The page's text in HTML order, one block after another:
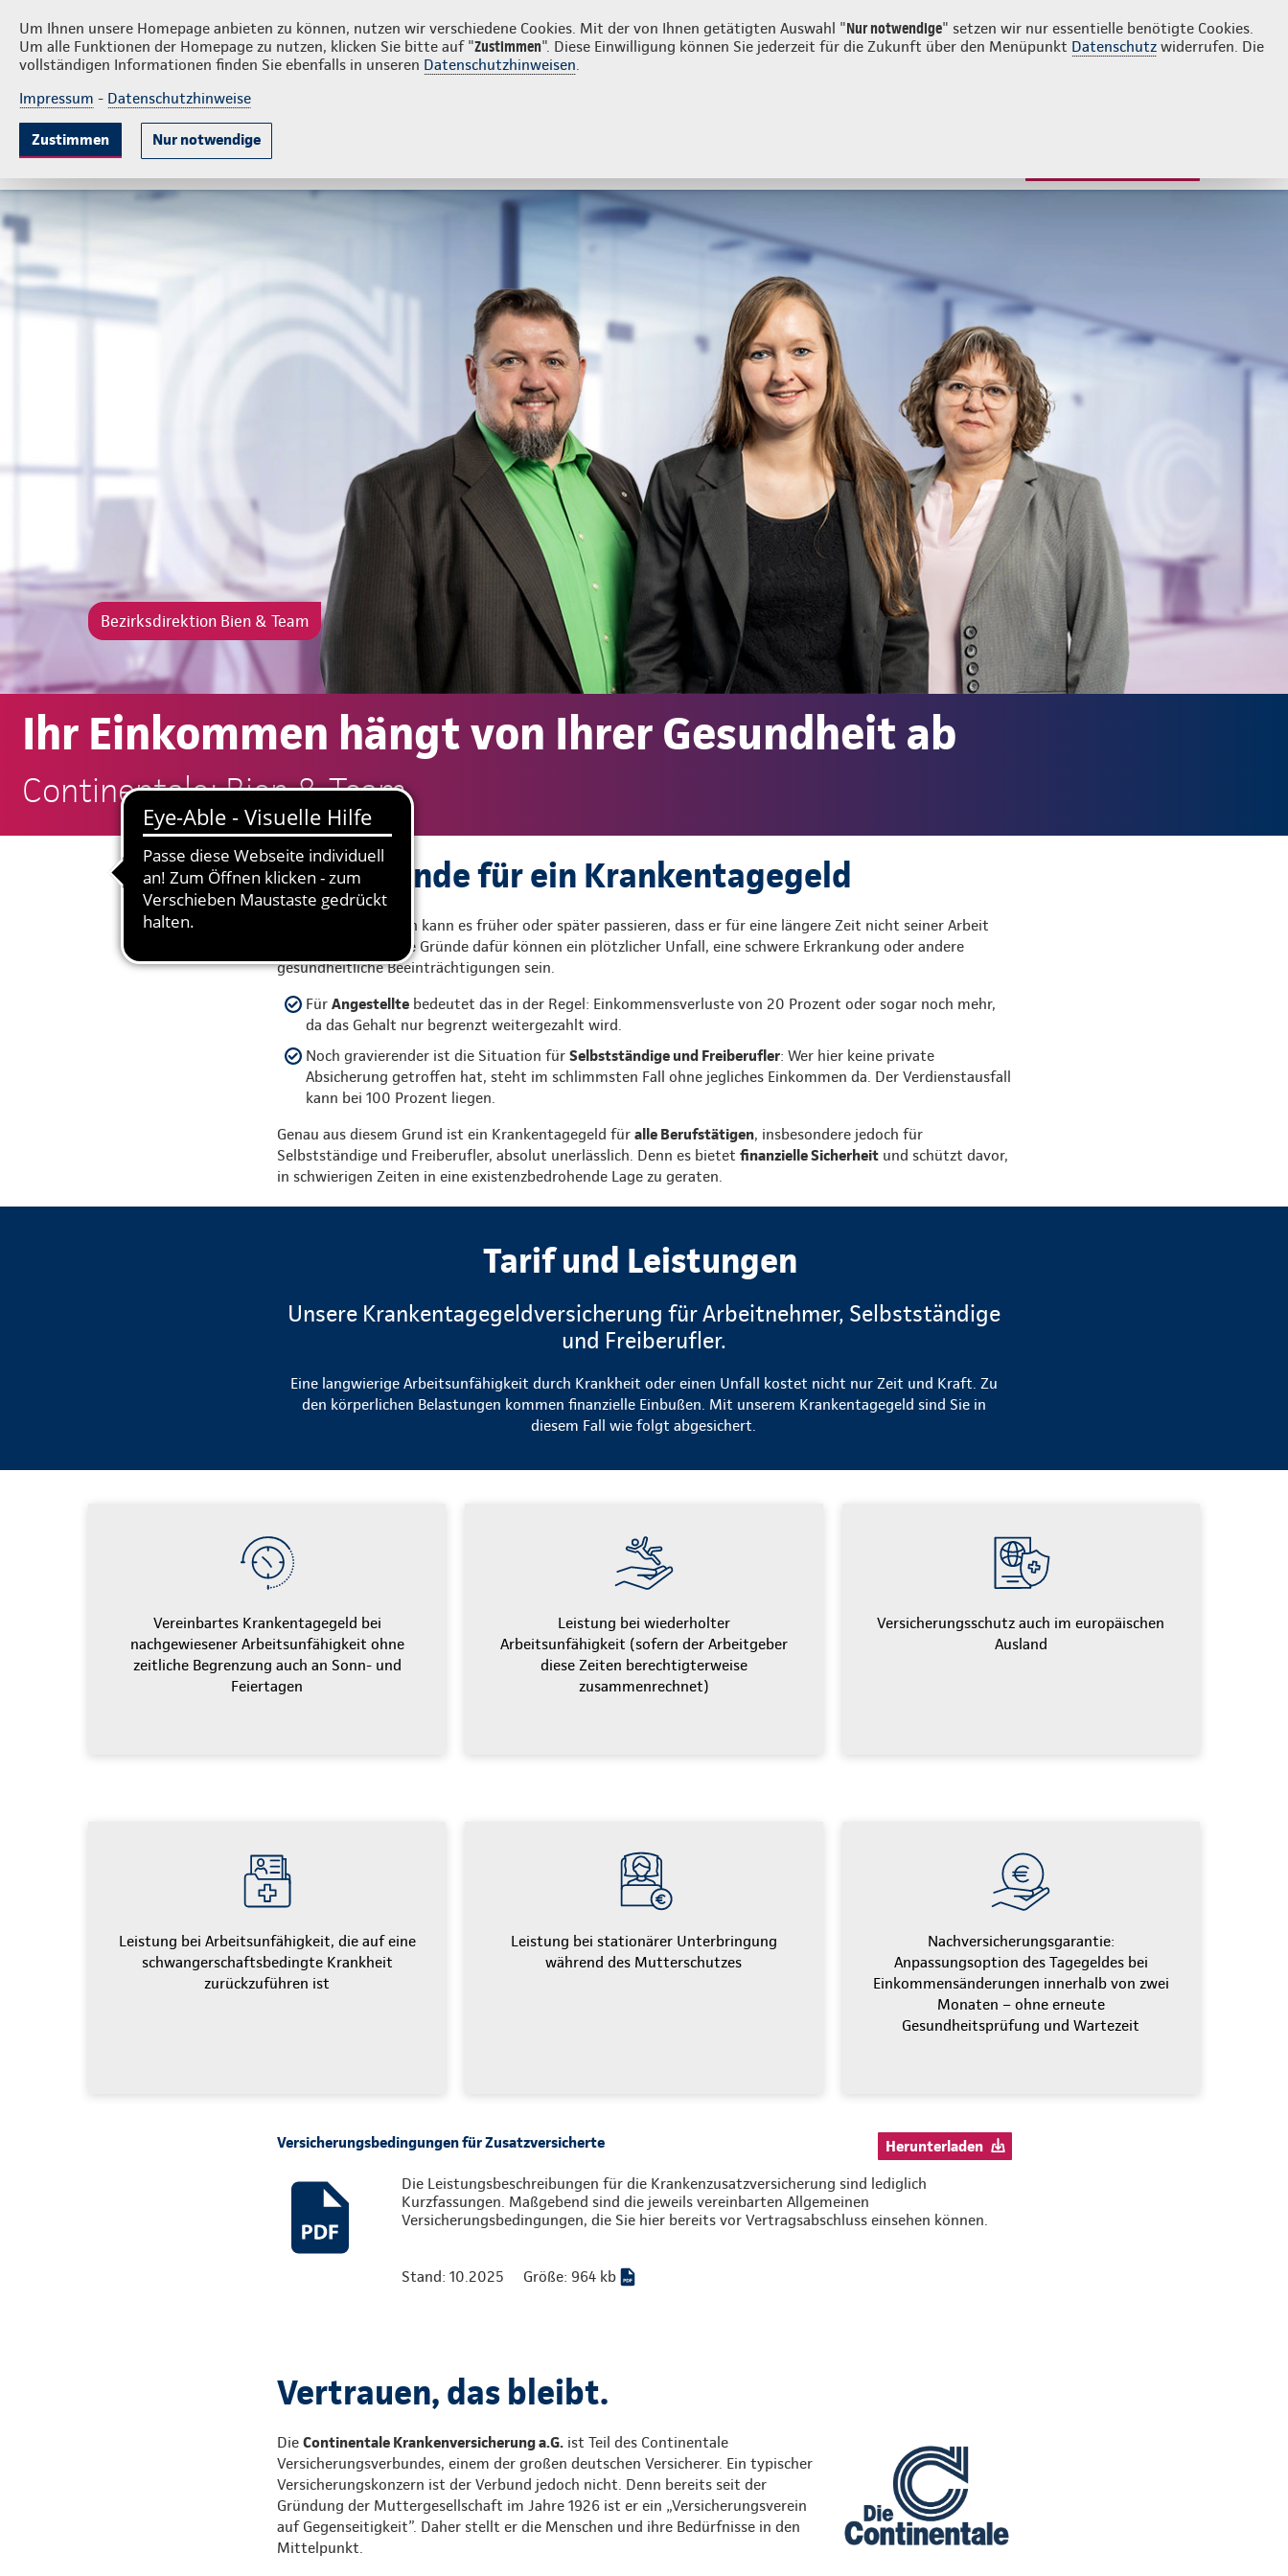
Um Ihnen unsere Homepage anbieten zu können, nutzen wir verschiedene Cookies. Mit der von Ihnen getätigten Auswahl "Nur notwendige" setzen wir nur essentielle benötigte Cookies.
Um alle Funktionen der Homepage zu nutzen, klicken Sie bitte auf "Zustimmen". Diese Einwilligung können Sie jederzeit für die Zukunft über den Menüpunkt Datenschutz widerrufen. Die
vollständigen Informationen finden Sie ebenfalls in unseren Datenschutzhinweisen.
Impressum - Datenschutzhinweise
Zustimmen Nur notwendige
Bien & Team PrivatkundenFirmenkunden Login Kontakt 02154 4729085
KrankenversicherungLebensversicherung
Bezirksdirektion Bien & Team
Ihr Einkommen hängt von Ihrer Gesundheit ab
Continentale: Bien & Team
Gute Gründe für ein Krankentagegeld
Jedem Berufstätigen kann es früher oder später passieren, dass er für eine längere Zeit nicht seiner Arbeit
nachgehen kann. Die Gründe dafür können ein plötzlicher Unfall, eine schwere Erkrankung oder andere
gesundheitliche Beeinträchtigungen sein.
Für Angestelltebedeutet das in der Regel: Einkommensverluste von 20 Prozent oder sogar noch mehr,
da das Gehalt nur begrenzt weitergezahlt wird.
Noch gravierender ist die Situation für Selbstständige und Freiberufler: Wer hier keine private
Absicherung getroffen hat, steht im schlimmsten Fall ohne jegliches Einkommen da. Der Verdienstausfall
kann bei 100 Prozent liegen.
Genau aus diesem Grund ist ein Krankentagegeld für alle Berufstätigen, insbesondere jedoch für
Selbstständige und Freiberufler, absolut unerlässlich. Denn es bietet finanzielle Sicherheitund schützt davor,
in schwierigen Zeiten in eine existenzbedrohende Lage zu geraten.
Tarif und Leistungen
Unsere Krankentagegeldversicherung für Arbeitnehmer, Selbstständige
und Freiberufler.
Eine langwierige Arbeitsunfähigkeit durch Krankheit oder einen Unfall kostet nicht nur Zeit und Kraft. Zu
den körperlichen Belastungen kommen finanzielle Einbußen. Mit unserem Krankentagegeld sind Sie in
diesem Fall wie folgt abgesichert.
Vereinbartes Krankentagegeld bei
nachgewiesener Arbeitsunfähigkeit ohne
zeitliche Begrenzung auch an Sonn- und
Feiertagen
Leistung bei wiederholter
Arbeitsunfähigkeit (sofern der Arbeitgeber
diese Zeiten berechtigterweise
zusammenrechnet)
Versicherungsschutz auch im europäischen
Ausland
Leistung bei Arbeitsunfähigkeit, die auf eine
schwangerschaftsbedingte Krankheit
zurückzuführen ist
Leistung bei stationärer Unterbringung
während des Mutterschutzes
Nachversicherungsgarantie:
Anpassungsoption des Tagegeldes bei
Einkommensänderungen innerhalb von zwei
Monaten – ohne erneute
Gesundheitsprüfung und Wartezeit
Versicherungsbedingungen für Zusatzversicherte Herunterladen
Die Leistungsbeschreibungen für die Krankenzusatzversicherung sind lediglich
Kurzfassungen. Maßgebend sind die jeweils vereinbarten Allgemeinen
Versicherungsbedingungen, die Sie hier bereits vor Vertragsabschluss einsehen können.
Stand: 10.2025 Größe: 964 kb
Vertrauen, das bleibt.
Die Continentale Krankenversicherung a.G.ist Teil des Continentale
Versicherungsverbundes, einem der großen deutschen Versicherer. Ein typischer
Versicherungskonzern ist der Verbund jedoch nicht. Denn bereits seit der
Gründung der Muttergesellschaft im Jahre 1926 ist er ein „Versicherungsverein
auf Gegenseitigkeit”. Daher stellt er die Menschen und ihre Bedürfnisse in den
Mittelpunkt.